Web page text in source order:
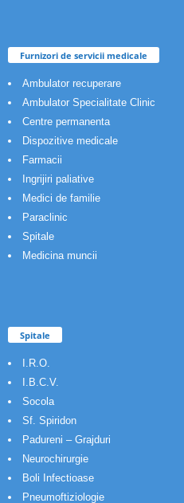
Furnizori de servicii medicale
Ambulator recuperare
Ambulator Specialitate Clinic
Centre permanenta
Dispozitive medicale
Farmacii
Ingrijiri paliative
Medici de familie
Paraclinic
Spitale
Medicina muncii
Spitale
I.R.O.
I.B.C.V.
Socola
Sf. Spiridon
Padureni – Grajduri
Neurochirurgie
Boli Infectioase
Pneumoftiziologie